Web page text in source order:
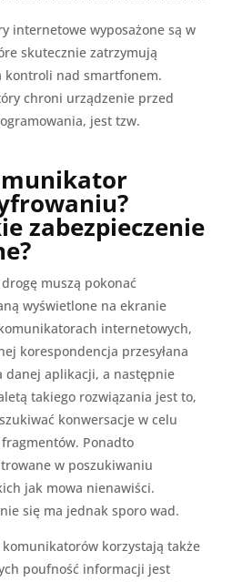
internetowe wyposażone są w
skutecznie zatrzymują
kontroli nad smartfonem.
chroni urządzenie przed
jest tzw.
zabezpieczenie
muszą pokonać
wyświetlone na ekranie
internetowych,
korespondencja przesyłana
danej aplikacji, a następnie
takiego rozwiązania jest to,
konwersacje w celu
Ponadto
w poszukiwaniu
jak mowa nienawiści.
się ma jednak sporo wad.
korzystają także
poufność informacji jest